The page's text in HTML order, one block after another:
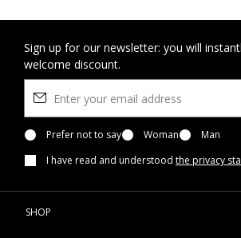
Sign up for our newsletter: you will
welcome discount.
Prefer not to say Woman
Man
I have read and understood the privacy
SHOP